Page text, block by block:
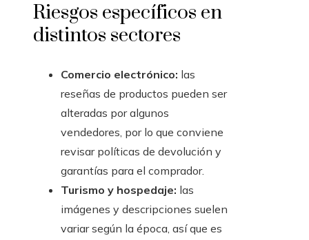
Riesgos específicos en
distintos sectores
Comercio electrónico: las
reseñas de productos pueden ser
alteradas por algunos
vendedores, por lo que conviene
revisar políticas de devolución y
garantías para el comprador.
Turismo y hospedaje: las
imágenes y descripciones suelen
variar según la época, así que es